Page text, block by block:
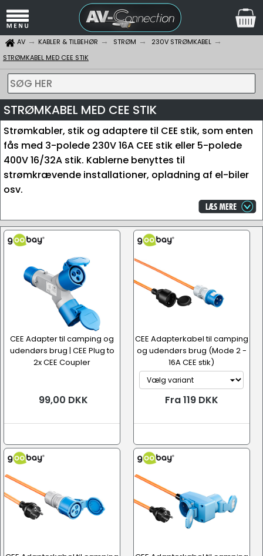
AV KABLER & TILBEHØR STRØM
230V STRØMKABEL
STRØMKABEL MED CEE STIK
SØG HER
STRØMKABEL MED CEE STIK
Strømkabler, stik og adaptere til CEE stik, som enten
fås med 3-polede 230V 16A CEE stik eller 5-polede
400V 16/32A stik. Kablerne benyttes til
strømkrævende installationer, opladning af el-biler
osv.
CEE Adapter til camping og
udendørs brug | CEE Plug to
2x CEE Coupler
99,00 DKK
CEE Adapterkabel til camping
og udendørs brug (Mode 2 -
16A CEE stik)
Fra 119 DKK